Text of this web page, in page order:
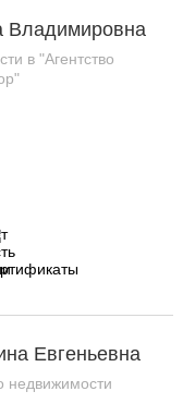
в "Агентство
Евгеньевна
недвижимости